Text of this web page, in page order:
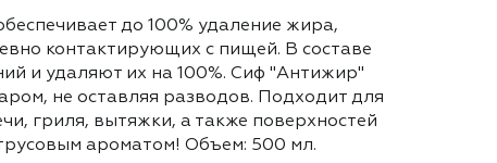
до 100% удаление жира,
контактирующих с пищей. В составе
и удаляют их на 100%. Сиф "Антижир"
не оставляя разводов. Подходит для
гриля, вытяжки, а также поверхностей
ароматом! Объем: 500 мл.